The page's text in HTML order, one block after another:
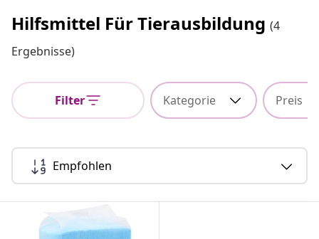
Hilfsmittel Für Tierausbildung (4
Ergebnisse)
Filter Kategorie Preis
Empfohlen